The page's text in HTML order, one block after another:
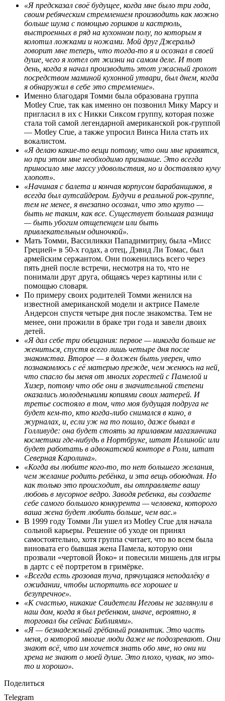
«Я предсказал своё будущее, когда мне было три года,
своим ребяческим стремлением производить как можно
больше шума с помощью горшков и кастрюль,
выстроенных в ряд на кухонном полу, по которым я
колотил ложками и ножами. Мой друг Джеральд
говорит мне теперь, что тогда-то я и осознал в своей
душе, чего я хотел от жизни на самом деле. И тот
день, когда я начал производить этот ужасный грохот
посредством маминой кухонной утвари, был днем, когда
я обнаружил в себе это стремление».
Именно благодаря Томми была образована группа
Motley Crue, так как именно он позвонил Мику Марсу и
пригласил в их с Никки Сиксом группу, которая позже
стала той самой легендарной американской рок-группой
— Motley Crue, а также упросил Винса Нила стать их
вокалистом.
«Я делаю какие-то вещи потому, что они мне нравятся,
но при этом мне необходимо признание. Это всегда
приносило мне массу удовольствия, но и доставляло кучу
хлопот».
«Начиная с балета и кончая корпусом барабанщиков, я
всегда был аутсайдером. Будучи в реальной рок-группе,
тем не менее, я внезапно осознал, что это круто —
быть не таким, как все. Существует большая разница
— быть убогим отщепенцем или быть
привлекательным одиночкой».
Мать Томми, Вассиликки Пападимитриу, была «Мисс
Грецией» в 50-х годах, а отец, Дэвид Ли Томас, был
армейским сержантом. Они поженились всего через
пять дней после встречи, несмотря на то, что не
понимали друг друга, общаясь через картины или с
помощью словаря.
По примеру своих родителей Томми женился на
известной американской модели и актрисе Памеле
Андерсон спустя четыре дня после знакомства. Тем не
менее, они прожили в браке три года и завели двоих
детей.
«Я дал себе три обещания: первое — никогда больше не
жениться, спустя всего лишь четыре дня после
знакомства. Второе — я должен быть уверен, что
познакомлюсь с её матерью прежде, чем женюсь на ней,
что спасло бы меня от многих горестей с Памелой и
Хизер, потому что обе они в значительной степени
оказались молоденькими копиями своих матерей. И
третье состояло в том, что моя будущая подруга не
будет кем-то, кто когда-либо снимался в кино, в
журналах, и, если уж на то пошло, даже бывал в
Голливуде: она будет стоять за прилавком магазинчика
косметики где-нибудь в Нортбруке, штат Иллинойс или
будет работать в адвокатской конторе в Роли, штат
Северная Каролина».
«Когда вы любите кого-то, то нет большего желания,
чем желание родить ребёнка, и эта вещь обоюдная. Но
как только это происходит, вы отправляете вашу
любовь в мусорное ведро. Заводя ребенка, вы создаете
себе самого большого конкурента — человека, которого
ваша жена будет любить больше, чем вас.»
В 1999 году Томми Ли ушел из Motley Crue для начала
сольной карьеры. Решение об уходе он принял
самостоятельно, хотя группа считает, что во всем была
виновата его бывшая жена Памела, которую они
прозвали «чертовой Йоко» и повесили мишень для игры
в дартс с её портретом в гримёрке.
«Всегда есть грозовая туча, прячущаяся неподалёку в
ожидании, чтобы испортить все хорошее и
безупречное».
«К счастью, никакие Свидетели Иеговы не заглянули в
наш дом, когда я был ребенком, иначе, вероятно, я
торговал бы сейчас Библиями».
«Я — безнадежный грёбаный романтик. Это часть
меня, о которой многие люди даже не подозревают. Они
знают всё, что им хочется знать обо мне, но они ни
хрена не знают о моей душе. Это плохо, чувак, но это-
то и хорошо».
Поделиться
Telegram